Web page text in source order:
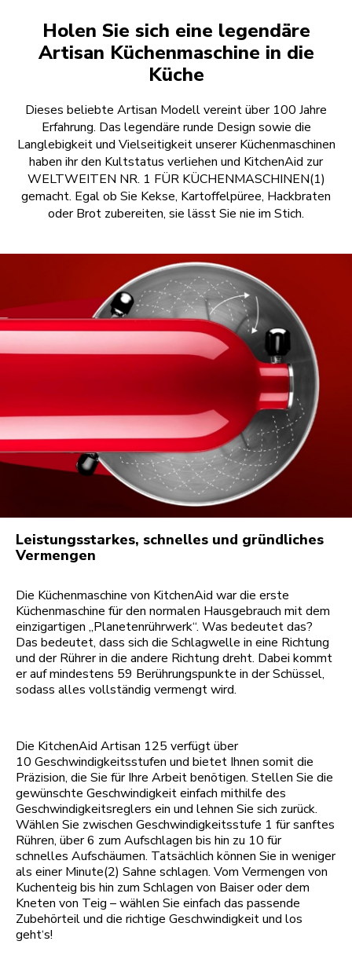
Holen Sie sich eine legendäre
Artisan Küchenmaschine in die
Küche
Dieses beliebte Artisan Modell vereint über 100 Jahre
Erfahrung. Das legendäre runde Design sowie die
Langlebigkeit und Vielseitigkeit unserer Küchenmaschinen
haben ihr den Kultstatus verliehen und KitchenAid zur
WELTWEITEN NR. 1 FÜR KÜCHENMASCHINEN(1)
gemacht. Egal ob Sie Kekse, Kartoffelpüree, Hackbraten
oder Brot zubereiten, sie lässt Sie nie im Stich.
Leistungsstarkes, schnelles und gründliches
Vermengen
Die Küchenmaschine von KitchenAid war die erste
Küchenmaschine für den normalen Hausgebrauch mit dem
einzigartigen „Planetenrührwerk“. Was bedeutet das?
Das bedeutet, dass sich die Schlagwelle in eine Richtung
und der Rührer in die andere Richtung dreht. Dabei kommt
er auf mindestens 59 Berührungspunkte in der Schüssel,
sodass alles vollständig vermengt wird.
Die KitchenAid Artisan 125 verfügt über
10 Geschwindigkeitsstufen und bietet Ihnen somit die
Präzision, die Sie für Ihre Arbeit benötigen. Stellen Sie die
gewünschte Geschwindigkeit einfach mithilfe des
Geschwindigkeitsreglers ein und lehnen Sie sich zurück.
Wählen Sie zwischen Geschwindigkeitsstufe 1 für sanftes
Rühren, über 6 zum Aufschlagen bis hin zu 10 für
schnelles Aufschäumen. Tatsächlich können Sie in weniger
als einer Minute(2) Sahne schlagen. Vom Vermengen von
Kuchenteig bis hin zum Schlagen von Baiser oder dem
Kneten von Teig – wählen Sie einfach das passende
Zubehörteil und die richtige Geschwindigkeit und los
geht‘s!